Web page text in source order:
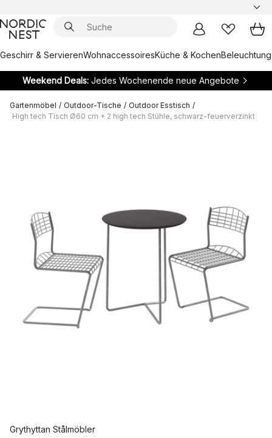
Geschirr & ServierenWohnaccessoiresKüche & KochenBeleuchtung
Weekend Deals:Jedes Wochenende neue Angebote
Gartenmöbel / Outdoor-Tische / Outdoor Esstisch /
High tech Tisch Ø60 cm + 2 high tech Stühle, schwarz-feuerverzinkt
Grythyttan Stålmöbler